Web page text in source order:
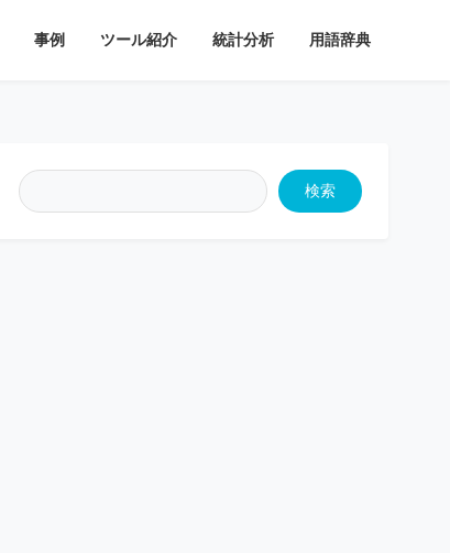
事例 ツール紹介 統計分析 用語辞典
検索